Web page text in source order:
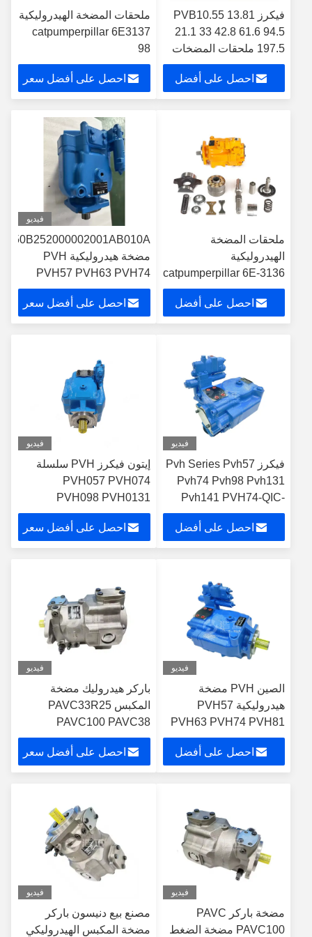
فيكرز PVB10.55 13.81
21.1 33 42.8 61.6 94.5
197.5 ملحقات المضخات
الهيدروليكية
احصل على أفضل
ملحقات المضخة الهيدروليكية
catpumperpillar 6E3137
98
احصل على أفضل سعر
ملحقات المضخة
الهيدروليكية
catpumperpillar 6E-3136
74
احصل على أفضل
فيديو
مضخة هيدروليكية PVH
PVH57 PVH63 PVH74
PVH81 PVH98
PVH074R04A مصنع
مضخات البستون
احصل على أفضل سعر
فيديو
فيكرز Pvh Series Pvh57
Pvh74 Pvh98 Pvh131
Pvh141 PVH74-QIC-
RF1S-10-C2531 مضخة
البستون الهيدروليكية
المورد الصيني
احصل على أفضل
فيديو
إيتون فيكرز PVH سلسلة
PVH057 PVH074
PVH098 PVH0131
احصل على أفضل سعر
فيديو
الصين PVH مضخة
هيدروليكية PVH57
PVH63 PVH74 PVH81
PVH98 PVH106
PVH131 PVH141
مضخات هيدروليكية للزيت
احصل على أفضل
فيديو
باركر هيدروليك مضخة
المكبس PAVC33R25
PAVC100 PAVC38
PAVC65 PAVC مضخة
هيدروليكية المورد الصيني
احصل على أفضل سعر
فيديو
مضخة باركر PAVC
PAVC100 مضخة الضغط
فيديو
مصنع بيع دنيسون باركر
مضخة المكبس الهيدروليكي